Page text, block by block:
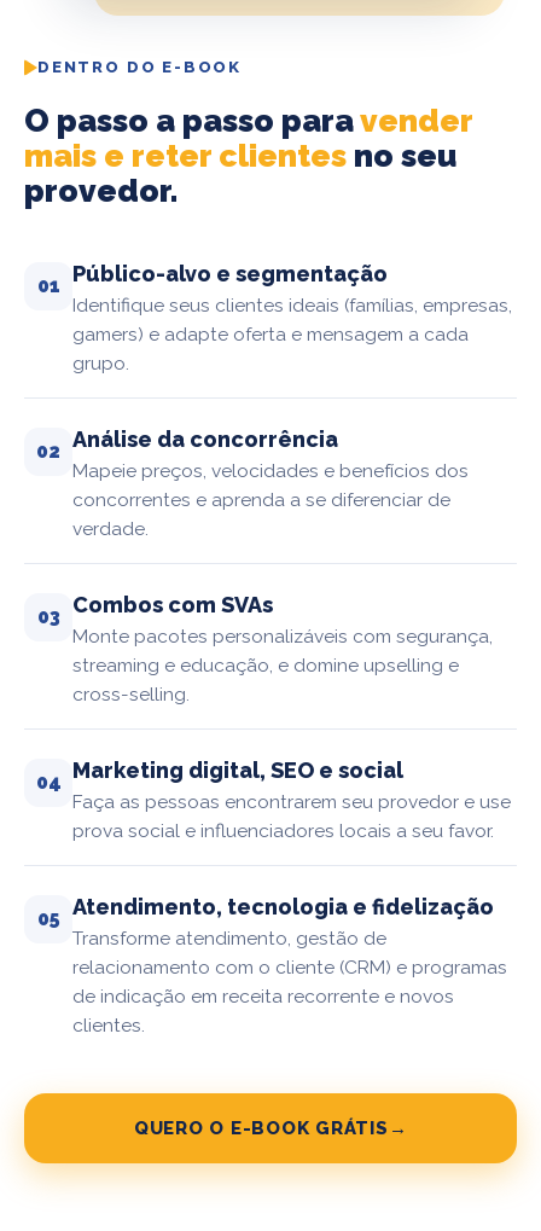
DENTRO DO E-BOOK
O passo a passo paravender
mais e reter clientes no seu
provedor.
01 Público-alvo e segmentação
Identifique seus clientes ideais (famílias, empresas,
gamers) e adapte oferta e mensagem a cada
grupo.
02 Análise da concorrência
Mapeie preços, velocidades e benefícios dos
concorrentes e aprenda a se diferenciar de
verdade.
03 Combos com SVAs
Monte pacotes personalizáveis com segurança,
streaming e educação, e domine upselling e
cross-selling.
04 Marketing digital, SEO e social
Faça as pessoas encontrarem seu provedor e use
prova social e influenciadores locais a seu favor.
05 Atendimento, tecnologia e fidelização
Transforme atendimento, gestão de
relacionamento com o cliente (CRM) e programas
de indicação em receita recorrente e novos
clientes.
QUERO O E-BOOK GRÁTIS →